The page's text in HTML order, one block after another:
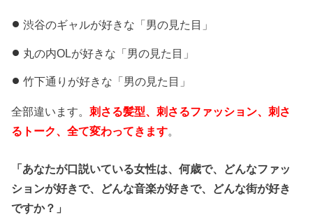
渋谷のギャルが好きな「男の見た目」
丸の内OLが好きな「男の見た目」
竹下通りが好きな「男の見た目」
全部違います。刺さる髪型、刺さるファッション、刺さ
るトーク、全て変わってきます。
「あなたが口説いている女性は、何歳で、どんなファッ
ションが好きで、どんな音楽が好きで、どんな街が好き
ですか？」